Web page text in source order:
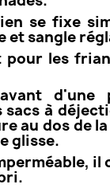
se fixe
et sangle
pour les
d'une
à
au dos de
glisse.
il